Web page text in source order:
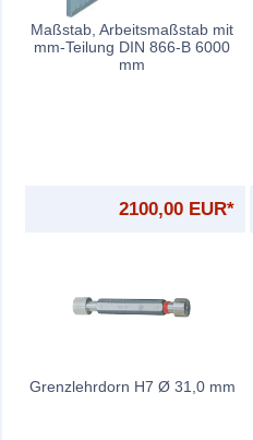
Maßstab, Arbeitsmaßstab mit
mm-Teilung DIN 866-B 6000
mm
2100,00 EUR*
Grenzlehrdorn H7 Ø 31,0 mm